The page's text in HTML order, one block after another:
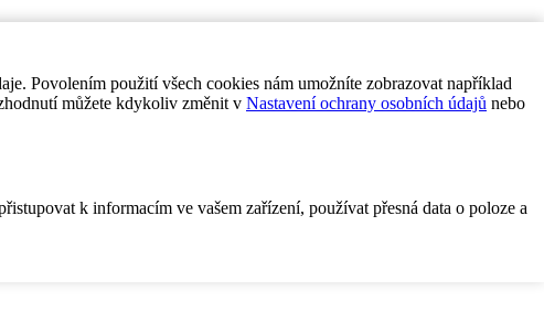
Povolením použití všech cookies nám umožníte zobrazovat například
můžete kdykoliv změnit v Nastavení ochrany osobních údajů nebo
k informacím ve vašem zařízení, používat přesná data o poloze a